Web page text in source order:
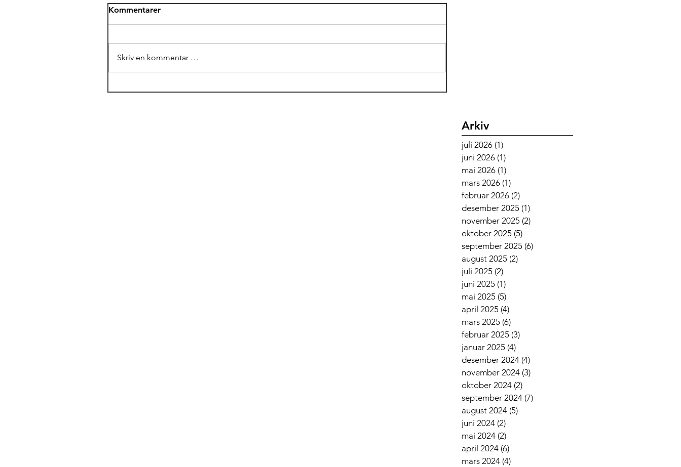
Kommentarer
Skriv en kommentar …
Arkiv
juli 2026 (1)
juni 2026 (1)
mai 2026 (1)
mars 2026 (1)
februar 2026 (2)
desember 2025 (1)
november 2025 (2)
oktober 2025 (5)
september 2025 (6)
august 2025 (2)
juli 2025 (2)
juni 2025 (1)
mai 2025 (5)
april 2025 (4)
mars 2025 (6)
februar 2025 (3)
januar 2025 (4)
desember 2024 (4)
november 2024 (3)
oktober 2024 (2)
september 2024 (7)
august 2024 (5)
juni 2024 (2)
mai 2024 (2)
april 2024 (6)
mars 2024 (4)